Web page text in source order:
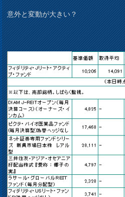
意外と変動が大きい？